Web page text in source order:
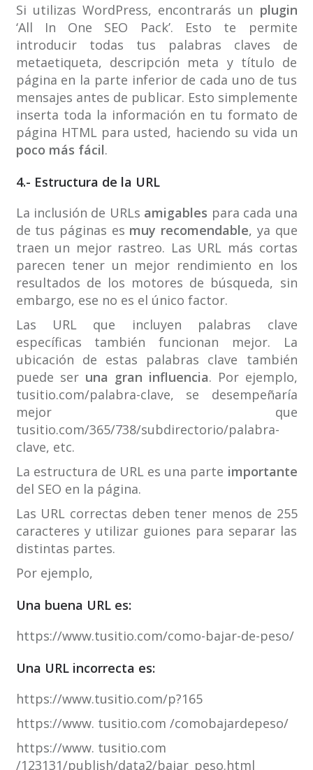
Si utilizas WordPress, encontrarás un plugin
‘All In One SEO Pack’. Esto te permite
introducir todas tus palabras claves de
metaetiqueta, descripción meta y título de
página en la parte inferior de cada uno de tus
mensajes antes de publicar. Esto simplemente
inserta toda la información en tu formato de
página HTML para usted, haciendo su vida un
poco más fácil.
4.- Estructura de la URL
La inclusión de URLs amigables para cada una
de tus páginas es muy recomendable, ya que
traen un mejor rastreo. Las URL más cortas
parecen tener un mejor rendimiento en los
resultados de los motores de búsqueda, sin
embargo, ese no es el único factor.
Las URL que incluyen palabras clave
específicas también funcionan mejor. La
ubicación de estas palabras clave también
puede ser una gran influencia. Por ejemplo,
tusitio.com/palabra-clave, se desempeñaría
mejor que
tusitio.com/365/738/subdirectorio/palabra-
clave, etc.
La estructura de URL es una parte importante
del SEO en la página.
Las URL correctas deben tener menos de 255
caracteres y utilizar guiones para separar las
distintas partes.
Por ejemplo,
Una buena URL es:
https://www.tusitio.com/como-bajar-de-peso/
Una URL incorrecta es:
https://www.tusitio.com/p?165
https://www. tusitio.com /comobajardepeso/
https://www. tusitio.com
/123131/publish/data2/bajar_peso.html